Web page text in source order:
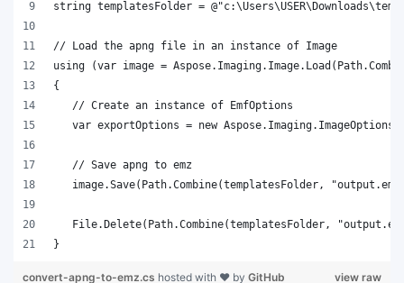
}
view raw
convert-apng-to-emz.cs hosted with ❤ by GitHub